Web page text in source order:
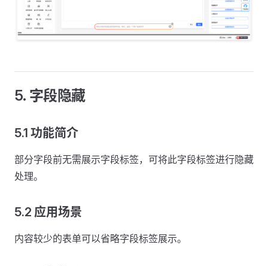
5. 字段隐藏
5.1 功能简介
部分字段前无需展示字段标签，可将此字段标签进行隐藏
处理。
5.2 应用场景
内容较少的表单可以省略字段标签展示。